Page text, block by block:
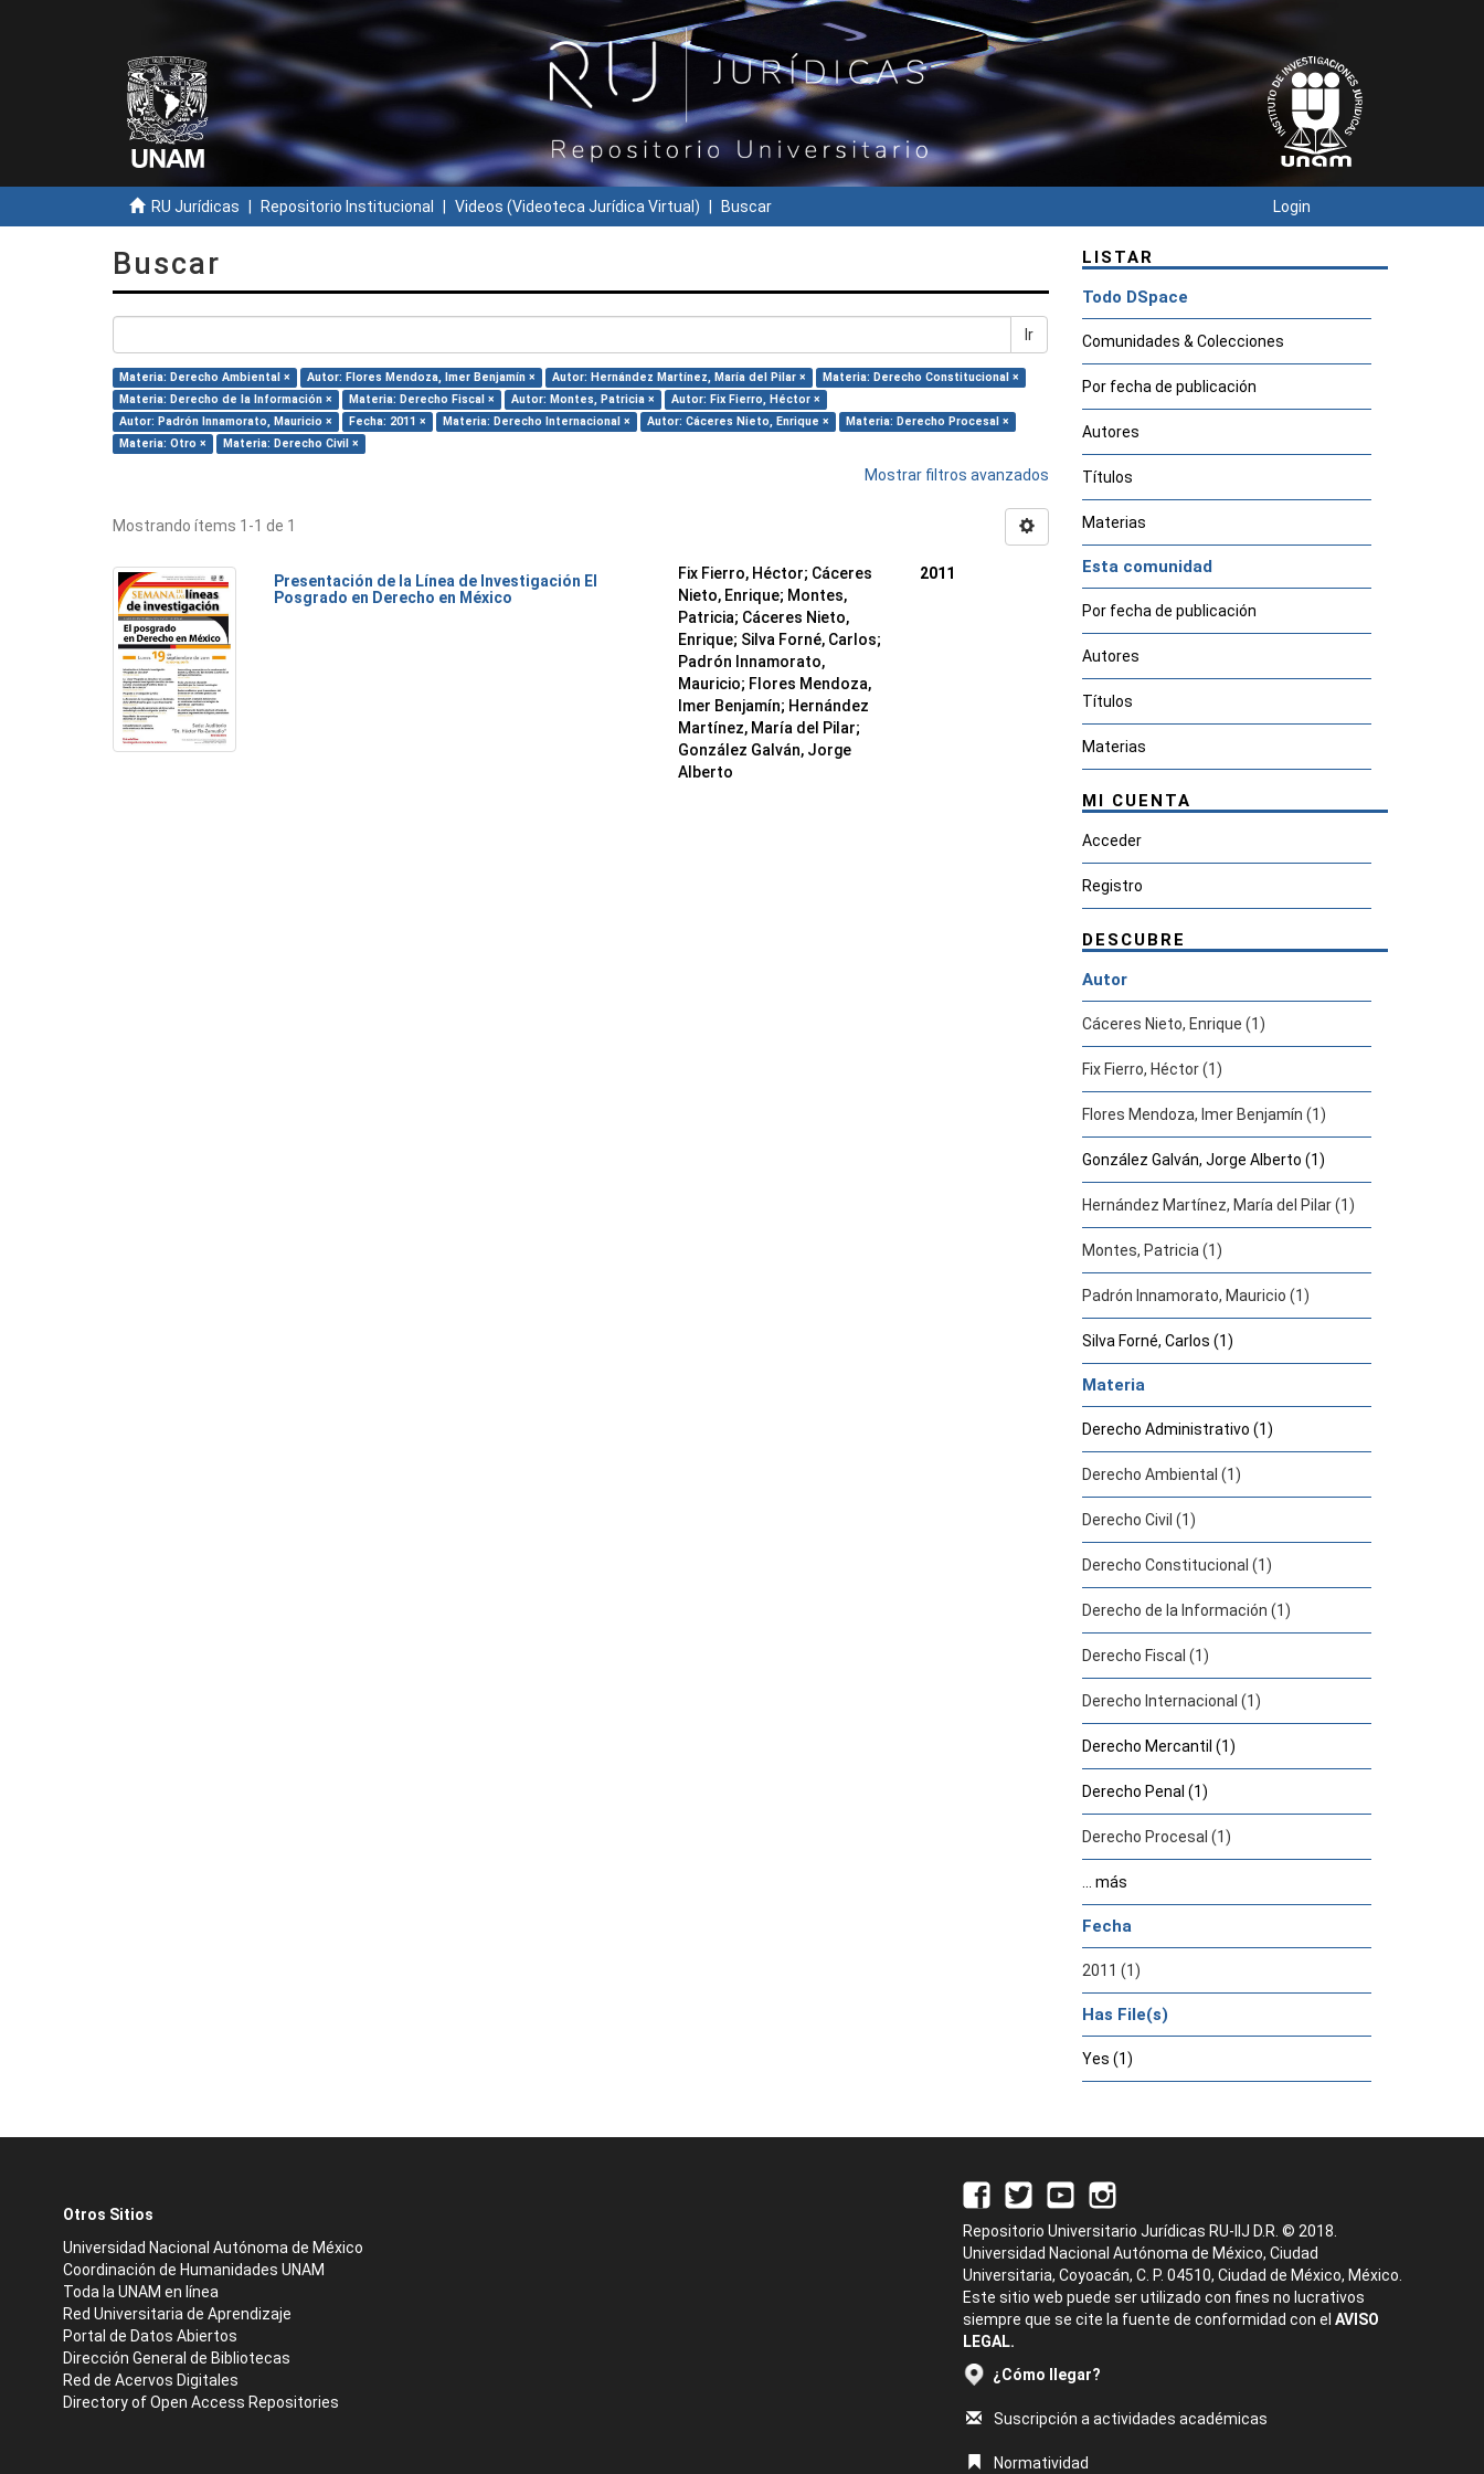
RU Jurídicas Repositorio Institucional Videos (Videoteca Jurídica Virtual) Buscar Login
Buscar
Ir
Materia: Derecho Ambiental × Autor: Flores Mendoza, Imer Benjamín × Autor: Hernández Martínez, María del Pilar ×
Materia: Derecho Constitucional ×
Materia: Derecho de la Información ×
Materia: Derecho Fiscal × Autor: Montes, Patricia ×
Autor: Fix Fierro, Héctor ×
Autor: Padrón Innamorato, Mauricio ×
Fecha: 2011 × Materia: Derecho Internacional × Autor: Cáceres Nieto, Enrique ×
Materia: Derecho Procesal ×
Materia: Otro ×
Materia: Derecho Civil ×
Mostrar filtros avanzados
Mostrando ítems 1-1 de 1
Presentación de la Línea de Investigación El
Posgrado en Derecho en México
Fix Fierro, Héctor; Cáceres
Nieto, Enrique; Montes,
Patricia; Cáceres Nieto,
Enrique; Silva Forné, Carlos;
Padrón Innamorato,
Mauricio; Flores Mendoza,
Imer Benjamín; Hernández
Martínez, María del Pilar;
González Galván, Jorge
Alberto
2011
LISTAR
Todo DSpace
Comunidades & Colecciones
Por fecha de publicación
Autores
Títulos
Materias
Esta comunidad
Por fecha de publicación
Autores
Títulos
Materias
MI CUENTA
Acceder
Registro
DESCUBRE
Autor
Cáceres Nieto, Enrique (1)
Fix Fierro, Héctor (1)
Flores Mendoza, Imer Benjamín (1)
González Galván, Jorge Alberto (1)
Hernández Martínez, María del Pilar (1)
Montes, Patricia (1)
Padrón Innamorato, Mauricio (1)
Silva Forné, Carlos (1)
Materia
Derecho Administrativo (1)
Derecho Ambiental (1)
Derecho Civil (1)
Derecho Constitucional (1)
Derecho de la Información (1)
Derecho Fiscal (1)
Derecho Internacional (1)
Derecho Mercantil (1)
Derecho Penal (1)
Derecho Procesal (1)
... más
Fecha
2011 (1)
Has File(s)
Yes (1)
Otros Sitios
Universidad Nacional Autónoma de México
Coordinación de Humanidades UNAM
Toda la UNAM en línea
Red Universitaria de Aprendizaje
Portal de Datos Abiertos
Dirección General de Bibliotecas
Red de Acervos Digitales
Directory of Open Access Repositories
Repositorio Universitario Jurídicas RU-IIJ D.R. © 2018.
Universidad Nacional Autónoma de México, Ciudad
Universitaria, Coyoacán, C. P. 04510, Ciudad de México, México.
Este sitio web puede ser utilizado con fines no lucrativos
siempre que se cite la fuente de conformidad con el AVISO
LEGAL.
¿Cómo llegar?
Suscripción a actividades académicas
Normatividad